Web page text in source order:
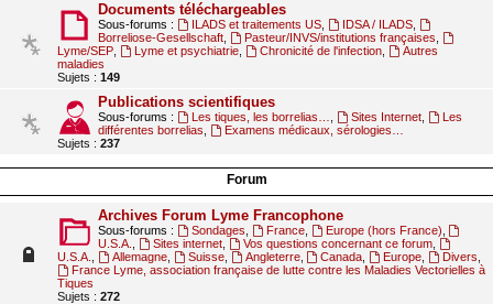
Documents téléchargeables
Sous-forums : ILADS et traitements US, IDSA / ILADS,
Borreliose-Gesellschaft
Pasteur/INVS/institutions françaises
Lyme/SEP
Lyme et psychiatrie, Chronicité de l'infection,
Autres
maladies
Sujets : 149
Publications scientifiques
Sous-forums : Les tiques, les borrelias… Sites Internet,
Les
différentes borrelias
Examens médicaux, sérologies…
Sujets : 237
Forum
Archives Forum Lyme Francophone
Sous-forums : Sondages France, Europe (hors France)
U.S.A.
Sites internet, Vos questions concernant ce forum,
U.S.A.
Allemagne, Suisse, Angleterre, Canada Europe Divers
France Lyme, association française de lutte contre les Maladies Vectorielles à
Tiques
Sujets : 272